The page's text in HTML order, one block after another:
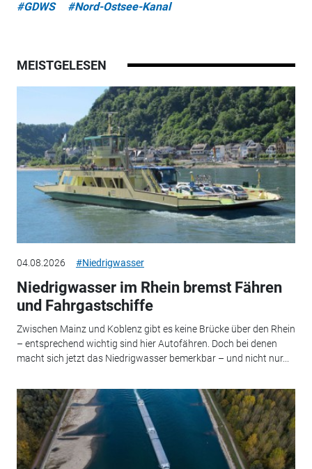
#GDWS #Nord-Ostsee-Kanal
MEISTGELESEN
04.08.2026 #Niedrigwasser
Niedrigwasser im Rhein bremst Fähren
und Fahrgastschiffe
Zwischen Mainz und Koblenz gibt es keine Brücke über den Rhein
– entsprechend wichtig sind hier Autofähren. Doch bei denen
macht sich jetzt das Niedrigwasser bemerkbar – und nicht nur...